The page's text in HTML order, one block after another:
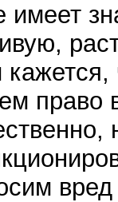
имеет
право